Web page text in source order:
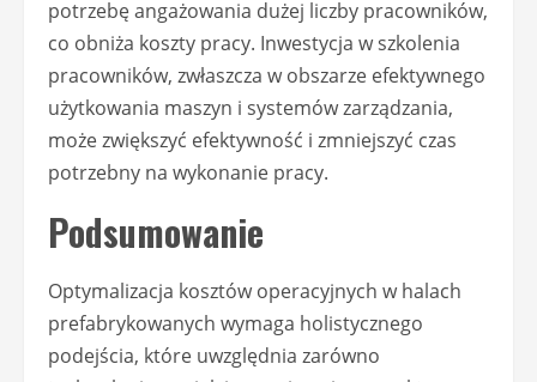
potrzebę angażowania dużej liczby pracowników,
co obniża koszty pracy. Inwestycja w szkolenia
pracowników, zwłaszcza w obszarze efektywnego
użytkowania maszyn i systemów zarządzania,
może zwiększyć efektywność i zmniejszyć czas
potrzebny na wykonanie pracy.
Podsumowanie
Optymalizacja kosztów operacyjnych w halach
prefabrykowanych wymaga holistycznego
podejścia, które uwzględnia zarówno